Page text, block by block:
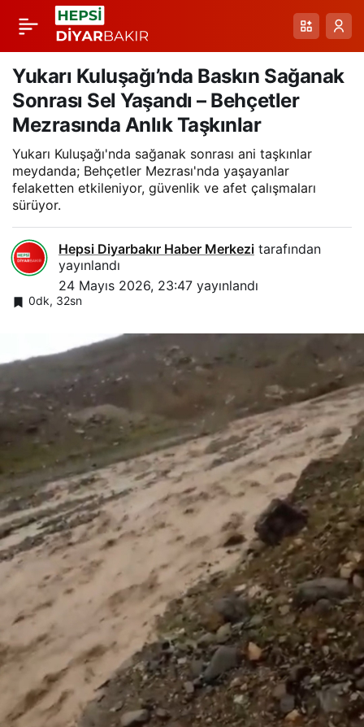
Yukarı Kuluşağı’nda Baskın Sağanak
Sonrası Sel Yaşandı – Behçetler
Mezrasında Anlık Taşkınlar
Yukarı Kuluşağı'nda sağanak sonrası ani taşkınlar
meydanda; Behçetler Mezrası'nda yaşayanlar
felaketten etkileniyor, güvenlik ve afet çalışmaları
sürüyor.
Hepsi Diyarbakır Haber Merkezi tarafından
yayınlandı
24 Mayıs 2026, 23:47 yayınlandı
0dk, 32sn
Diyarbakır’da Dolu ve
Sağanak: Şehri Karnını
Doldurduğu Anlar
Paylaş